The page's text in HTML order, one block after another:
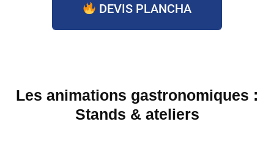
DEVIS PLANCHA
Les animations gastronomiques :
Stands & ateliers